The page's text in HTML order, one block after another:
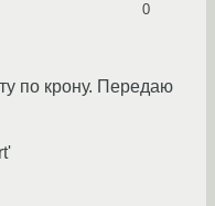
0
по крону. Передаю